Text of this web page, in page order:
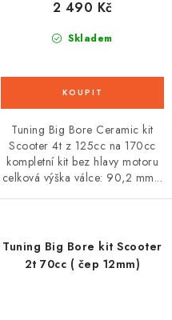
Skladem
2 490 Kč
Tuning Big Bore Ceramic kit
Scooter 4t z 125cc na 170cc
kompletní kit bez hlavy motoru
celková výška válce: 90,2 mm...
Tuning Big Bore kit Scooter
2t 70cc ( čep 12mm)